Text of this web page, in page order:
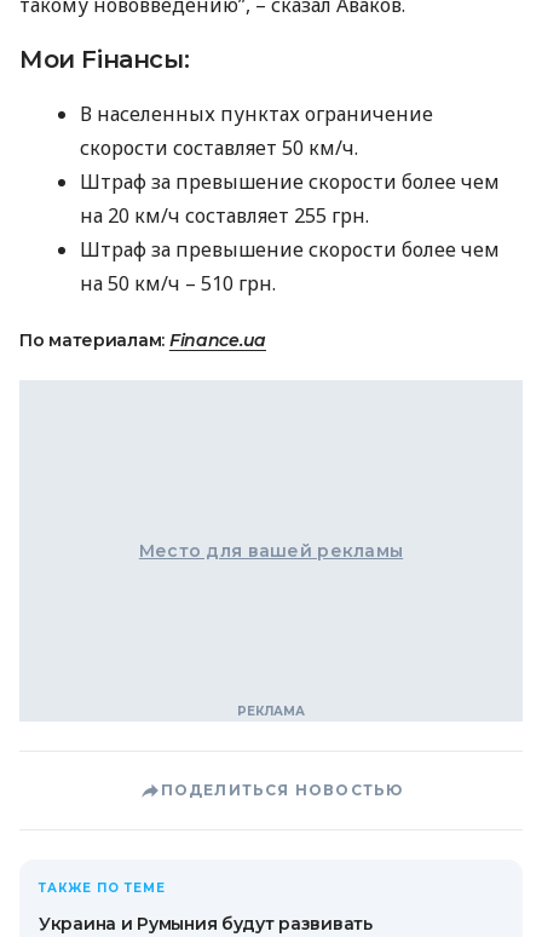
Мои Fiнансы:
В населенных пунктах ограничение
скорости составляет 50 км/ч.
Штраф за превышение скорости более чем
на 20 км/ч составляет 255 грн.
Штраф за превышение скорости более чем
на 50 км/ч – 510 грн.
По материалам: Finance.ua
Место для вашей рекламы
ПОДЕЛИТЬСЯ НОВОСТЬЮ
ТАКЖЕ ПО ТЕМЕ
Украина и Румыния будут развивать